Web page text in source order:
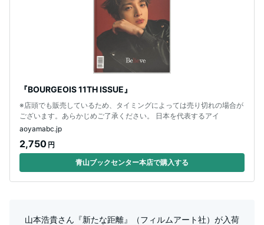
『BOURGEOIS 11TH ISSUE』
※店頭でも販売しているため、タイミングによっては売り切れの場合が
ございます。あらかじめご了承ください。 日本を代表するアイ
aoyamabc.jp
2,750 円
青山ブックセンター本店で購入する
山本浩貴さん『新たな距離』（フィルムアート社）が入荷